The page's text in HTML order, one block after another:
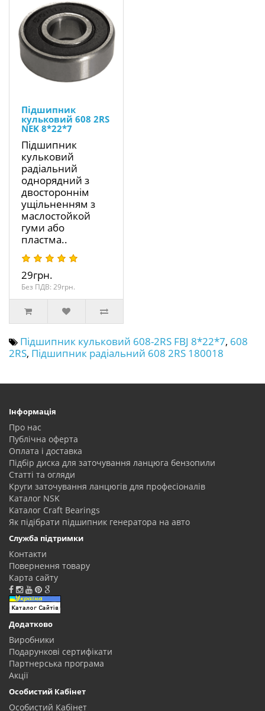
Підшипник
кульковий 608 2RS
NEK 8*22*7
Підшипник
кульковий
радіальний
однорядний з
двостороннім
ущільненням з
маслостойкой
гуми або
пластма..
29грн.
Без ПДВ: 29грн.
Підшипник кульковий 608-2RS FBJ 8*22*7, 608
2RS, Підшипник радіальний 608 2RS 180018
Інформація
Про нас
Публічна оферта
Оплата і доставка
Підбір диска для заточування ланцюга бензопили
Статті та огляди
Круги заточування ланцюгів для професіоналів
Каталог NSK
Каталог Craft Bearings
Як підібрати підшипник генератора на авто
Служба підтримки
Контакти
Повернення товару
Карта сайту
Додатково
Виробники
Подарункові сертифікати
Партнерська програма
Акції
Особистий Кабінет
Особистий Кабінет